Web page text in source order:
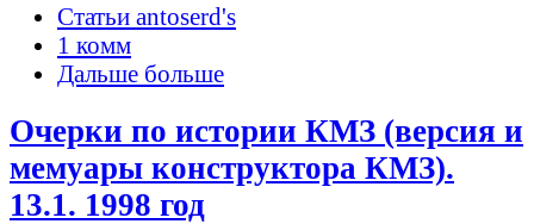
Статьи antoserd's
1 комм
Дальше больше
Очерки по истории КМЗ (версия и
мемуары конструктора КМЗ).
13.1. 1998 год